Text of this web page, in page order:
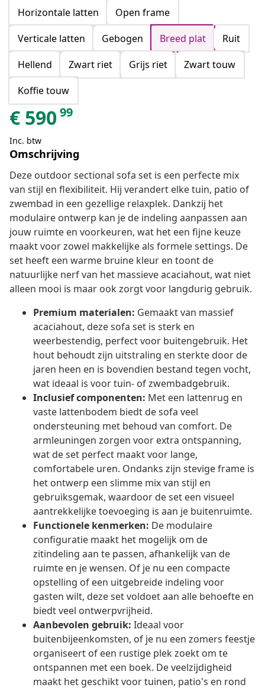
Horizontale latten
Open frame
Verticale latten
Gebogen Breed plat
Ruit
Hellend
Zwart riet Grijs riet
Zwart touw
Koffie touw
€ 59099
Inc. btw
Omschrijving
Deze outdoor sectional sofa set is een perfecte mix
van stijl en flexibiliteit. Hij verandert elke tuin, patio of
zwembad in een gezellige relaxplek. Dankzij het
modulaire ontwerp kan je de indeling aanpassen aan
jouw ruimte en voorkeuren, wat het een fijne keuze
maakt voor zowel makkelijke als formele settings. De
set heeft een warme bruine kleur en toont de
natuurlijke nerf van het massieve acaciahout, wat niet
alleen mooi is maar ook zorgt voor langdurig gebruik.
Premium materialen: Gemaakt van massief
acaciahout, deze sofa set is sterk en
weerbestendig, perfect voor buitengebruik. Het
hout behoudt zijn uitstraling en sterkte door de
jaren heen en is bovendien bestand tegen vocht,
wat ideaal is voor tuin- of zwembadgebruik.
Inclusief componenten: Met een lattenrug en
vaste lattenbodem biedt de sofa veel
ondersteuning met behoud van comfort. De
armleuningen zorgen voor extra ontspanning,
wat de set perfect maakt voor lange,
comfortabele uren. Ondanks zijn stevige frame is
het ontwerp een slimme mix van stijl en
gebruiksgemak, waardoor de set een visueel
aantrekkelijke toevoeging is aan je buitenruimte.
Functionele kenmerken: De modulaire
configuratie maakt het mogelijk om de
zitindeling aan te passen, afhankelijk van de
ruimte en je wensen. Of je nu een compacte
opstelling of een uitgebreide indeling voor
gasten wilt, deze set voldoet aan alle behoefte en
biedt veel ontwerpvrijheid.
Aanbevolen gebruik: Ideaal voor
buitenbijeenkomsten, of je nu een zomers feestje
organiseert of een rustige plek zoekt om te
ontspannen met een boek. De veelzijdigheid
maakt het geschikt voor tuinen, patio's en rond